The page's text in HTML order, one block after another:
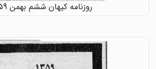
روزنامه کیهان ششم بهمن 1359